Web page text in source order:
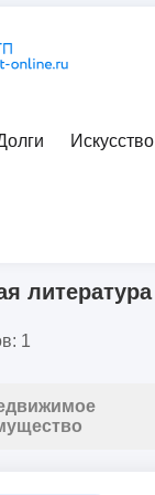
Искусство
литература
1